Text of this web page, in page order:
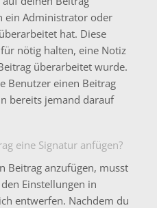
ein Administrator oder
hat. Diese
nötig halten, eine Notiz
überarbeitet wurde.
Benutzer einen Beitrag
bereits jemand darauf
eine Signatur anfügen?
Beitrag anzufügen, musst
Einstellungen in
entwerfen. Nachdem du